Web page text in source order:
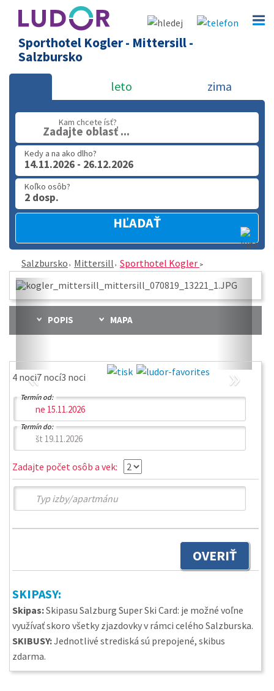
Sporthotel Kogler - Mittersill -
Salzbursko
leto zima
Kam chcete ísť?
Zadajte oblasť ...
Kedy a na ako dlho?
14.11.2026 - 26.12.2026
Koľko osôb?
2 dosp.
HĽADAŤ
Salzbursko Mittersill Sporthotel Kogler
« »
POPIS MAPA
4 noci7 nocí3 noci
Termín od:
Termín do:
Zadajte počet osôb a vek:
OVERIŤ
SKIPASY:
Skipas:Skipasu Salzburg Super Ski Card: je možné voľne
využívať skoro všetky zjazdovky v rámci celého Salzburska.
SKIBUSY:Jednotlivé strediská sú prepojené, skibus
zdarma.